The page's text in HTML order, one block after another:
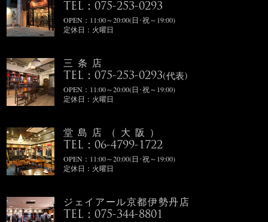
TEL：075-253-0293
OPEN：11:00～20:00(日･祝～19:00)
定休日：火曜日
三条店
TEL：075-253-0293(代表)
OPEN：11:00～20:00(日･祝～19:00)
定休日：火曜日
堂島店（大阪）
TEL：06-4799-1722
OPEN：11:00～20:00(日･祝～19:00)
定休日：火曜日
ジェイアール京都伊勢丹店
TEL：075-344-8801